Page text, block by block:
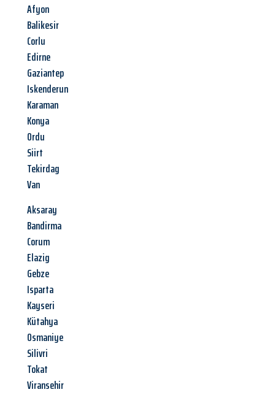
Afyon
Balikesir
Corlu
Edirne
Gaziantep
Iskenderun
Karaman
Konya
Ordu
Siirt
Tekirdag
Van
Aksaray
Bandirma
Corum
Elazig
Gebze
Isparta
Kayseri
Kütahya
Osmaniye
Silivri
Tokat
Viransehir